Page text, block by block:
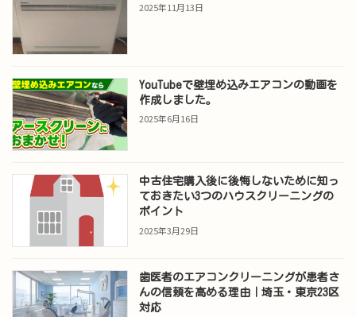
2025年11月13日
YouTubeで壁埋め込みエアコンの動画を
作成しました。
2025年6月16日
中古住宅購入後に後悔しないために知っ
ておきたい3つのハウスクリーニングの
ポイント
2025年3月29日
歯医者のエアコンクリーニングが患者さ
んの信頼を高める理由｜埼玉・東京23区
対応